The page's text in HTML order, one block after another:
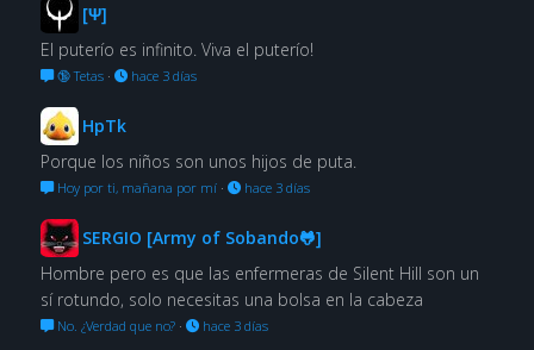
[Ψ]
El puterío es infinito. Viva el puterío!
🔞 Tetas· hace 3 días
HpTk
Porque los niños son unos hijos de puta.
Hoy por ti, mañana por mí· hace 3 días
SERGIO [Army of Sobando🐸]
Hombre pero es que las enfermeras de Silent Hill son un
sí rotundo, solo necesitas una bolsa en la cabeza
No. ¿Verdad que no?· hace 3 días